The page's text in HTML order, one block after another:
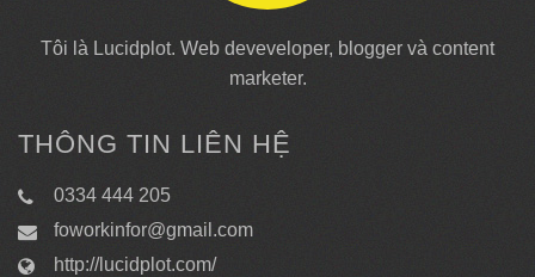
Tôi là Lucidplot. Web deveveloper, blogger và content
marketer.
THÔNG TIN LIÊN HỆ
0334 444 205
foworkinfor@gmail.com
http://lucidplot.com/